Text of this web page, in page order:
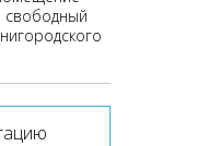
свободный